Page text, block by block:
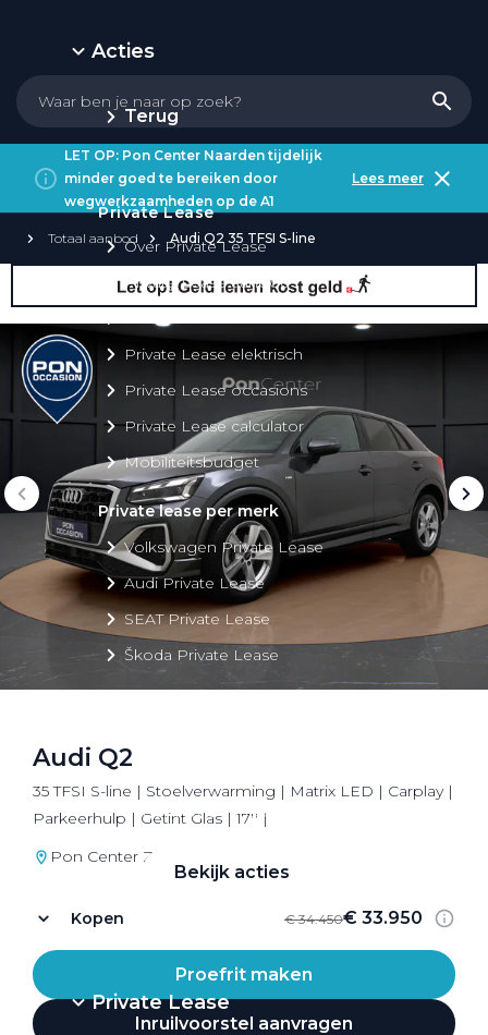
Acties
Terug
Private Lease
Over Private Lease
Private Lease aanbod
Private Lease elektrisch
Private Lease occasions
Private Lease calculator
Mobiliteitsbudget
Private lease per merk
Volkswagen Private Lease
Audi Private Lease
SEAT Private Lease
Škoda Private Lease
Bekijk alle aanbiedingen
Bekijk acties
Private Lease
LET OP: Pon Center Naarden tijdelijk
minder goed te bereiken door
wegwerkzaamheden op de A1
Lees meer
Totaal aanbod Audi Q2 35 TFSI S-line
Audi Q2
35 TFSI S-line | Stoelverwarming | Matrix LED | Carplay |
Parkeerhulp | Getint Glas | 17'' |
Pon Center Zeist
Kopen € 34.450€ 33.950
Proefrit maken
Inruilvoorstel aanvragen